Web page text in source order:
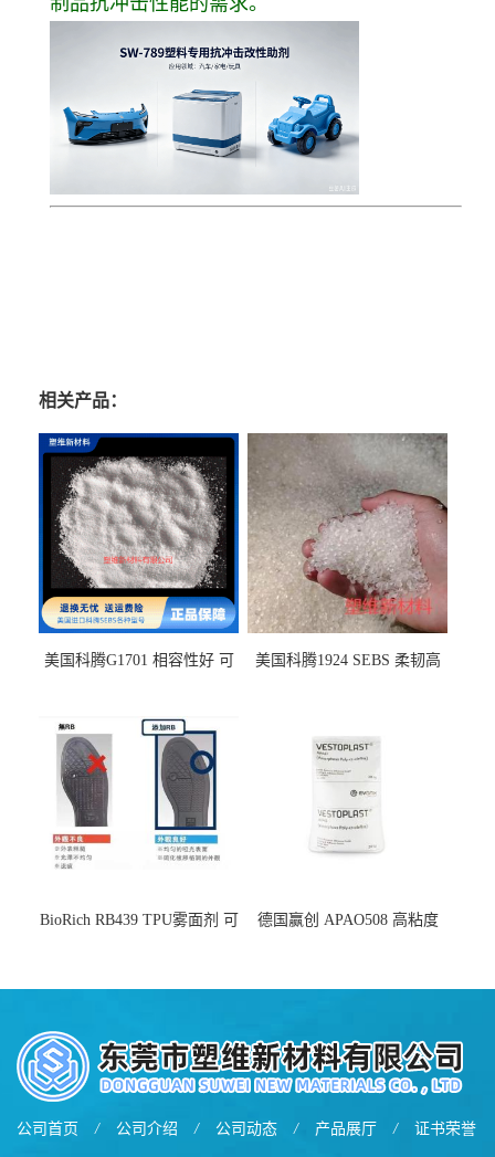
相关产品：
美国科腾G1701 相容性好 可
美国科腾1924 SEBS 柔韧高
BioRich RB439 TPU雾面剂 可
德国赢创 APAO508 高粘度
公司首页 / 公司介绍 / 公司动态 / 产品展厅 / 证书荣誉